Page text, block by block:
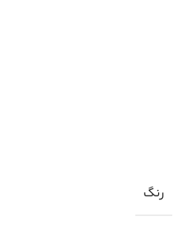
رنگ